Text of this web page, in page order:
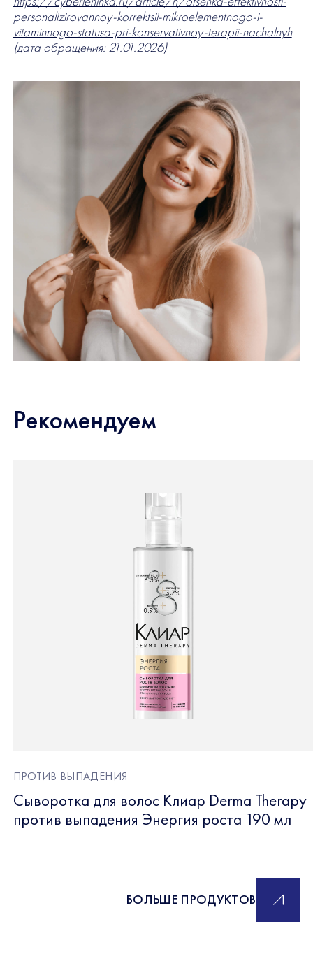
personalizirovannoy-korrektsii-mikroelementnogo-i-
vitaminnogo-statusa-pri-konservativnoy-terapii-nachalnyh
(дата обращения: 21.01.2026)
Рекомендуем
ПРОТИВ ВЫПАДЕНИЯ
Сыворотка для волос Клиар Derma Therapy
против выпадения Энергия роста 190 мл
БОЛЬШЕ ПРОДУКТОВ